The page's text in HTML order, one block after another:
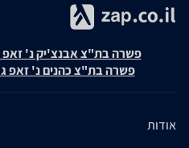
פשרה בת"צ אבנצ'יק נ' זאפ גרופ
פשרה בת"צ כהנים נ' זאפ גרופ (ת"צ
אודות